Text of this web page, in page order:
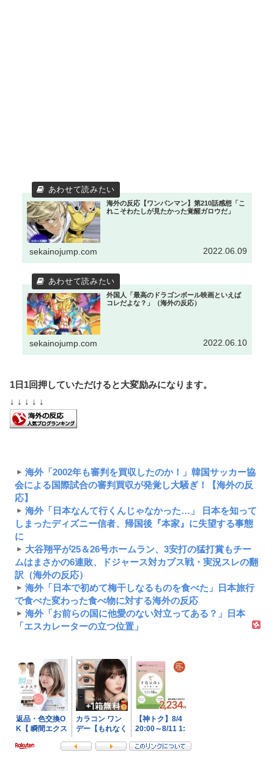
海外の反応【ワンパンマン】第210話感想「こ
れこそわたしが見たかった覚醒ガロウだ」
sekainojump.com 2022.06.09
外国人「最高のドラゴンボール映画といえば
コレだよな？」（海外の反応）
sekainojump.com 2022.06.10
1日1回押していただけると大変励みになります。
↓ ↓ ↓ ↓ ↓
海外「2002年も審判を買収したのか！」韓国サッカー協
会による国際試合の審判買収が発覚し大騒ぎ！【海外の反
応】
海外「日本なんて行くんじゃなかった…」 日本を知って
しまったディズニー信者、帰国後『本家』に失望する事態
に
大谷翔平が25＆26号ホームラン、3安打の猛打賞もチー
ムはまさかの6連敗、ドジャース対カブス戦・実況スレの翻
訳（海外の反応）
海外「日本で初めて梅干しなるものを食べた」日本旅行
で食べた変わった食べ物に対する海外の反応
海外「お前らの国に他愛のない対立ってある？」日本
「エスカレーターの立つ位置」